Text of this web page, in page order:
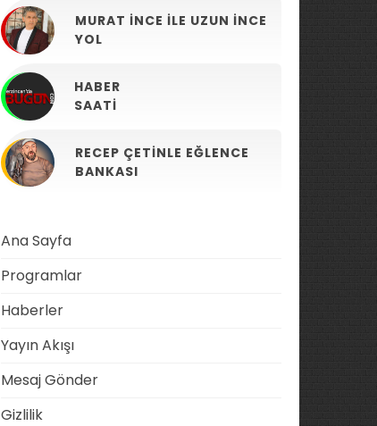
MURAT İNCE ILE UZUN İNCE
YOL
HABER
SAATI
RECEP ÇETINLE EĞLENCE
BANKASI
Ana Sayfa
Programlar
Haberler
Yayın Akışı
Mesaj Gönder
Gizlilik